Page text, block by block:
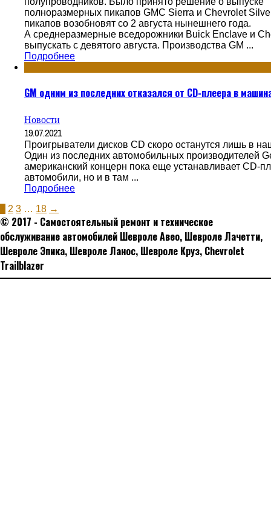
полноразмерных пикапов GMC Sierra и Chevrolet
пикапов возобновят со 2 августа нынешнего года.
А среднеразмерные вседорожники Buick Enclave и
выпускать с девятого августа. Производства GM ...
Подробнее
GM одним из последних отказался от CD-плеера в
Новости
19.07.2021
Проигрыватели дисков CD скоро останутся лишь в
Один из последних автомобильных производителей
американский концерн пока еще устанавливает CD-
автомобили, но и в там ...
Подробнее
2 3 … 18 →
© 2017 - Самостоятельный ремонт и техническое
обслуживание автомобилей Шевроле Авео, Шевроле Лачетти,
Шевроле Эпика, Шевроле Ланос, Шевроле Круз, Сhevrolet
Trailblazer